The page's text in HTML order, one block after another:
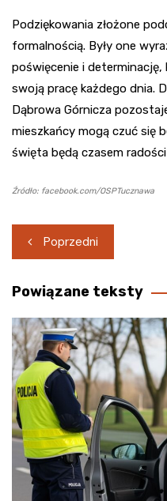
Podziękowania złożone
formalnością. Były one
poświęcenie i determinację,
swoją pracę każdego dnia.
Dąbrowa Górnicza
mieszkańcy mogą czuć się
święta będą czasem
Źródło: facebook.com/OSPTucznawa
Nawigacja
wpisu
Poprzedni
Powiązane teksty